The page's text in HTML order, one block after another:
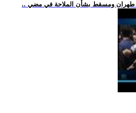
طهران ومسقط بشأن الملاحة في مضي